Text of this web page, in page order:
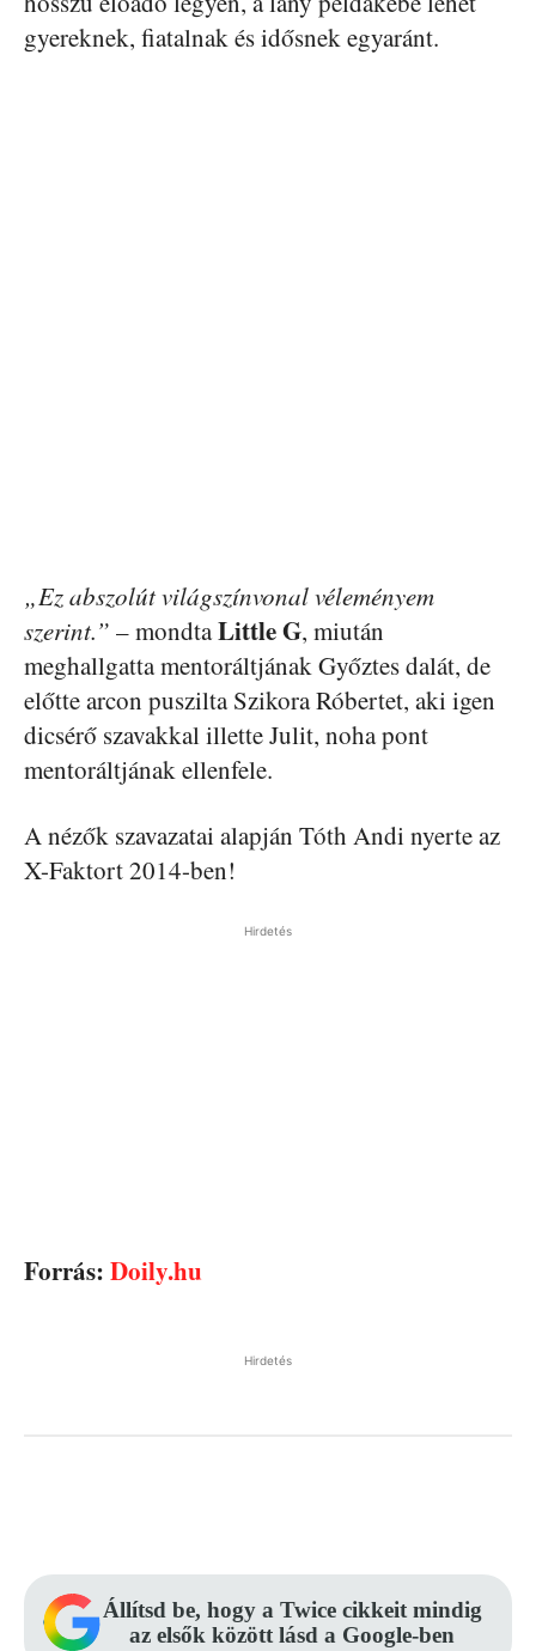
gyereknek, fiatalnak és idősnek egyaránt.
„Ez abszolút világszínvonal véleményem
szerint.” – mondtaLittle G, miután
meghallgatta mentoráltjának Győztes dalát, de
előtte arcon puszilta Szikora Róbertet, aki igen
dicsérő szavakkal illette Julit, noha pont
mentoráltjának ellenfele.
A nézők szavazatai alapján Tóth Andi nyerte az
X-Faktort 2014-ben!
Hirdetés
Forrás: Doily.hu
Hirdetés
Állítsd be, hogy a Twice cikkeit mindig
az elsők között lásd a Google-ben